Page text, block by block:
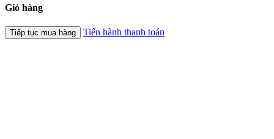
Giỏ hàng
Tiếp tục mua hàng Tiến hành thanh toán